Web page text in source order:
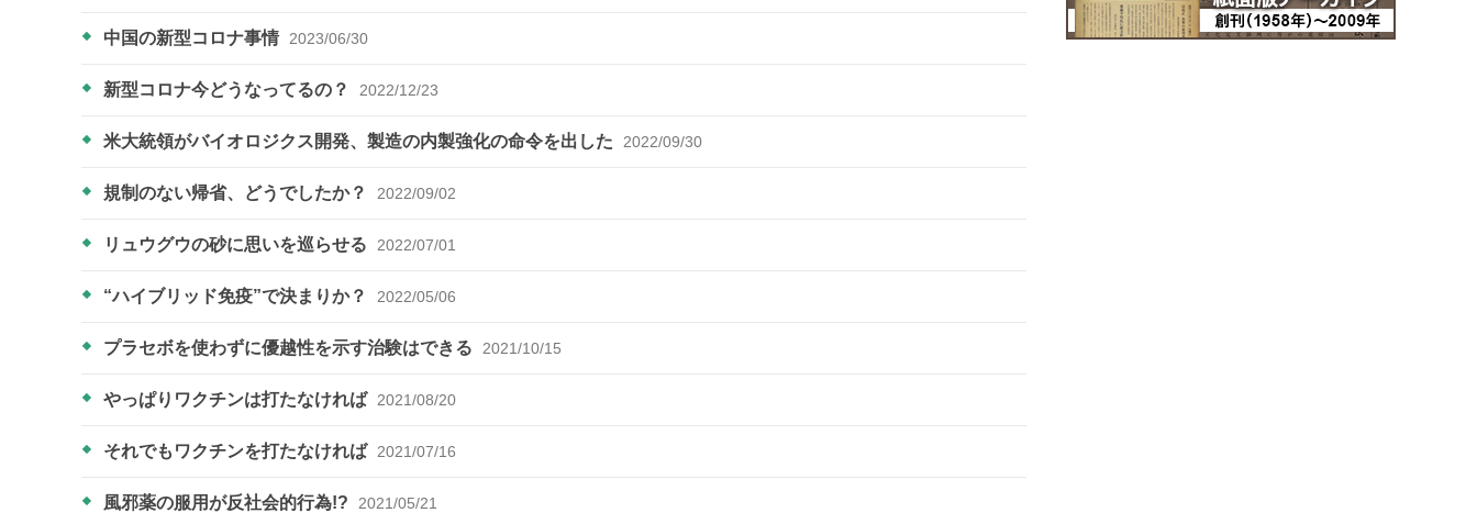
中国の新型コロナ事情 2023/06/30
新型コロナ今どうなってるの？ 2022/12/23
米大統領がバイオロジクス開発、製造の内製強化の命令を出した 2022/09/30
規制のない帰省、どうでしたか？ 2022/09/02
リュウグウの砂に思いを巡らせる 2022/07/01
“ハイブリッド免疫”で決まりか？ 2022/05/06
プラセボを使わずに優越性を示す治験はできる 2021/10/15
やっぱりワクチンは打たなければ 2021/08/20
それでもワクチンを打たなければ 2021/07/16
風邪薬の服用が反社会的行為!? 2021/05/21